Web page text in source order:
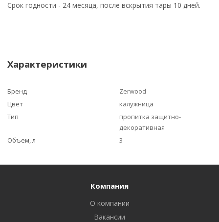
Срок годности - 24 месяца, после вскрытия тары 10 дней.
Характеристики
Бренд
Zerwood
Цвет
калужница
Тип
пропитка защитно-
декоративная
Объем, л
3
Компания
О компании
Вакансии